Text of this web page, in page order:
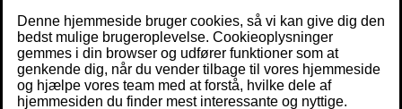
Denne hjemmeside bruger cookies, så vi kan give dig den
bedst mulige brugeroplevelse. Cookieoplysninger
gemmes i din browser og udfører funktioner som at
genkende dig, når du vender tilbage til vores hjemmeside
og hjælpe vores team med at forstå, hvilke dele af
hjemmesiden du finder mest interessante og nyttige.